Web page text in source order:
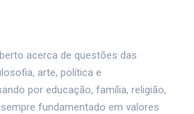
acerca de questões das
arte, política e
por educação, família, religião,
fundamentado em valores